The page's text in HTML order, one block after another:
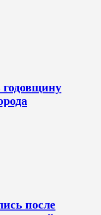
годовщину
после